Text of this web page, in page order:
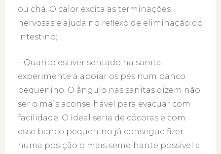
ou chá. O calor excita as terminações
nervosas e ajuda no reflexo de eliminação do
intestino;
– Quanto estiver sentado na sanita,
experimente a apoiar os pés num banco
pequenino. O ângulo nas sanitas dizem não
ser o mais aconselhável para evacuar com
facilidade. O ideal seria de cócoras e com
esse banco pequenino já consegue fizer
numa posição o mais semelhante possível a